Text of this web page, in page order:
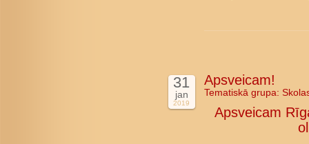
31
jan
2019
Apsveicam!
Tematiskā grupa:
Apsveicam